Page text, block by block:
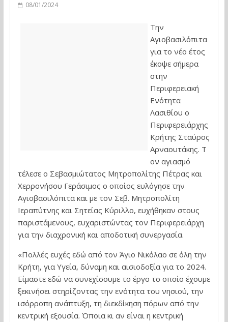
08/01/2024
Την
Αγιοβασιλόπιτα
για το νέο έτος
έκοψε σήμερα
στην
Περιφερειακή
Ενότητα
Λασιθίου ο
Περιφερειάρχης
Κρήτης Σταύρος
Αρναουτάκης. Τ
ον αγιασμό
τέλεσε ο Σεβασμιώτατος Μητροπολίτης Πέτρας και
Χερρονήσου Γεράσιμος ο οποίος ευλόγησε την
Αγιοβασιλόπιτα και με τον Σεβ. Μητροπολίτη
Ιεραπύτνης και Σητείας Κύριλλο, ευχήθηκαν στους
παριστάμενους, ευχαριστώντας τον Περιφερειάρχη
για την διαχρονική και αποδοτική συνεργασία.
«Πολλές ευχές εδώ από τον Άγιο Νικόλαο σε όλη την
Κρήτη, για Υγεία, δύναμη και αισιοδοξία για το 2024.
Είμαστε εδώ να συνεχίσουμε το έργο το οποίο έχουμε
ξεκινήσει στηρίζοντας την ενότητα του νησιού, την
ισόρροπη ανάπτυξη, τη διεκδίκηση πόρων από την
κεντρική εξουσία. Όποια κι αν είναι η κεντρική